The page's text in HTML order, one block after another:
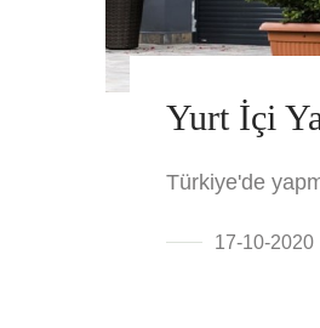
Yurt İçi
Türkiye'de
17-10-2020